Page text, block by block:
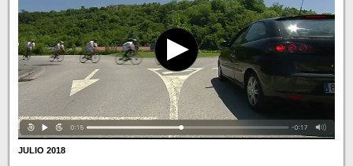
JULIO 2018